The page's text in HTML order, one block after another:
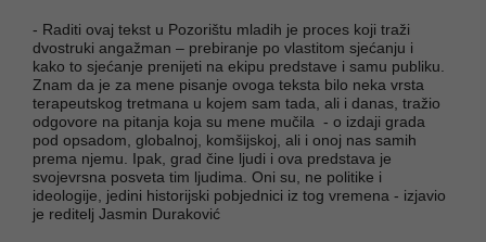
- Raditi ovaj tekst u Pozorištu mladih je proces koji traži
dvostruki angažman – prebiranje po vlastitom sjećanju i
kako to sjećanje prenijeti na ekipu predstave i samu publiku.
Znam da je za mene pisanje ovoga teksta bilo neka vrsta
terapeutskog tretmana u kojem sam tada, ali i danas, tražio
odgovore na pitanja koja su mene mučila - o izdaji grada
pod opsadom, globalnoj, komšijskoj, ali i onoj nas samih
prema njemu. Ipak, grad čine ljudi i ova predstava je
svojevrsna posveta tim ljudima. Oni su, ne politike i
ideologije, jedini historijski pobjednici iz tog vremena - izjavio
je reditelj Jasmin Duraković